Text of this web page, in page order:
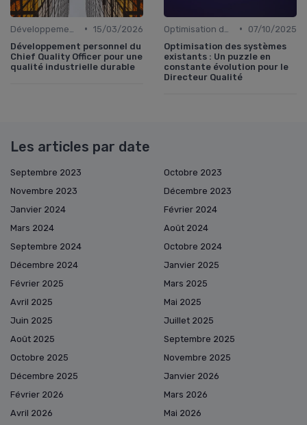
• 15/03/2026
Développement personnel du
Chief Quality Officer pour une
qualité industrielle durable
•
07/10/2025
Optimisation des systèmes
existants : Un puzzle en
constante évolution pour le
Directeur Qualité
Les articles par date
Septembre 2023
Octobre 2023
Novembre 2023
Décembre 2023
Janvier 2024
Février 2024
Mars 2024
Août 2024
Septembre 2024
Octobre 2024
Décembre 2024
Janvier 2025
Février 2025
Mars 2025
Avril 2025
Mai 2025
Juin 2025
Juillet 2025
Août 2025
Septembre 2025
Octobre 2025
Novembre 2025
Décembre 2025
Janvier 2026
Février 2026
Mars 2026
Avril 2026
Mai 2026